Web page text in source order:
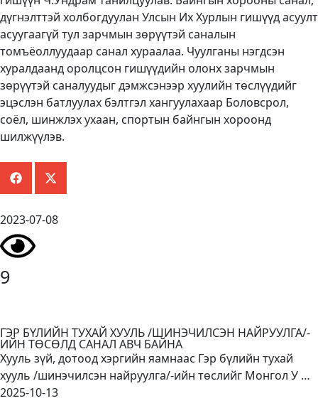
дүгнэлттэй холбогдуулан Улсын Их Хурлын гишүүд асуулт
асуугаагүй тул зарчмын зөрүүтэй саналын
томъёоллуудаар санал хураалаа. Чуулганы нэгдсэн
хуралдаанд оролцсон гишүүдийн олонх зарчмын
зөрүүтэй саналуудыг дэмжсэнээр хуулийн төслүүдийг
эцэслэн батлуулах бэлтгэл хангуулахаар Боловсрол,
соёл, шинжлэх ухаан, спортын байнгын хороонд
шилжүүлэв.
2023-07-08
9
ГЭР БҮЛИЙН ТУХАЙ ХУУЛЬ /ШИНЭЧИЛСЭН НАЙРУУЛГА/-
ИЙН ТӨСӨЛД САНАЛ АВЧ БАЙНА
Хууль зүй, дотоод хэргийн яамнаас Гэр бүлийн тухай
хууль /шинэчилсэн найруулга/-ийн төслийг Монгол У …
2025-10-13